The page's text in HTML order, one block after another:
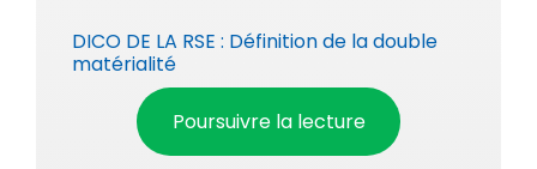
DICO DE LA RSE : Définition de la double
matérialité
Poursuivre la lecture